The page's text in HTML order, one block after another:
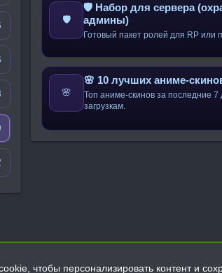
🛡️
🛡️ Набор для сервера
админы)
Готовый пакет ролей для RP или
🌸
🌸 10 лучших аниме-
Топ аниме-скинов за последние 7
загрузкам.
чтобы персонализировать контент и